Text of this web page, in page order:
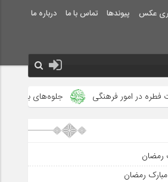
عکس پیوندها تماس با ما درباره ما
جلوه‌های بزرگ نصرت الهی در ماه
رمضان
رمضان